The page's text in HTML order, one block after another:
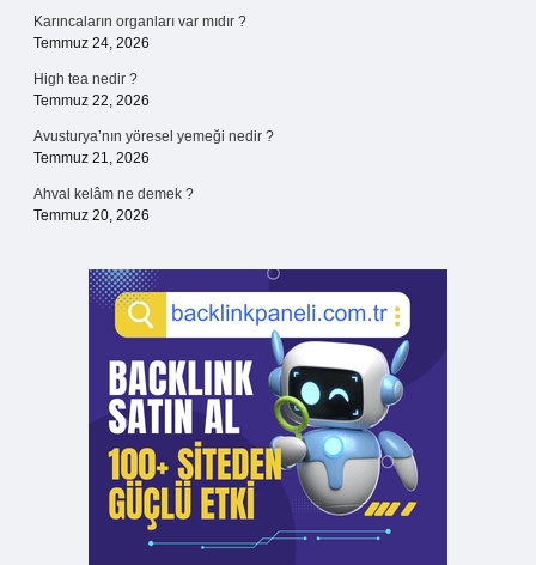
Karıncaların organları var mıdır ?
Temmuz 24, 2026
High tea nedir ?
Temmuz 22, 2026
Avusturya’nın yöresel yemeği nedir ?
Temmuz 21, 2026
Ahval kelâm ne demek ?
Temmuz 20, 2026